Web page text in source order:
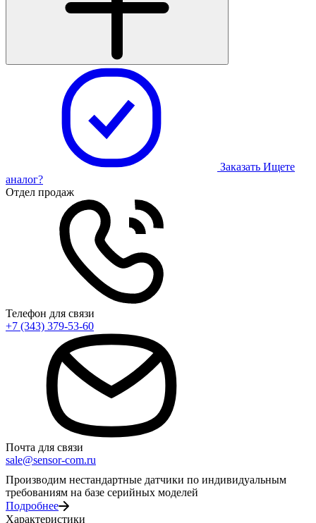
Заказать Ищете
аналог?
Отдел продаж
Телефон для связи
+7 (343) 379-53-60
Почта для связи
sale@sensor-com.ru
Производим нестандартные датчики по индивидуальным
требованиям на базе серийных моделей
Подробнее
Характеристики